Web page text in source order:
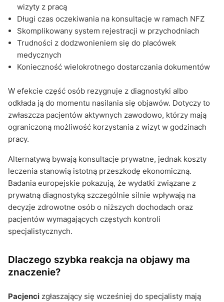
wizyty z pracą
Długi czas oczekiwania na konsultacje w ramach NFZ
Skomplikowany system rejestracji w przychodniach
Trudności z dodzwonieniem się do placówek
medycznych
Konieczność wielokrotnego dostarczania dokumentów
W efekcie część osób rezygnuje z diagnostyki albo
odkłada ją do momentu nasilania się objawów. Dotyczy to
zwłaszcza pacjentów aktywnych zawodowo, którzy mają
ograniczoną możliwość korzystania z wizyt w godzinach
pracy.
Alternatywą bywają konsultacje prywatne, jednak koszty
leczenia stanowią istotną przeszkodę ekonomiczną.
Badania europejskie pokazują, że wydatki związane z
prywatną diagnostyką szczególnie silnie wpływają na
decyzje zdrowotne osób o niższych dochodach oraz
pacjentów wymagających częstych kontroli
specjalistycznych.
Dlaczego szybka reakcja na objawy ma
znaczenie?
Pacjenci zgłaszający się wcześniej do specjalisty mają